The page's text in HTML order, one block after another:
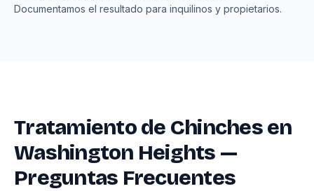
Documentamos el resultado para inquilinos y propietarios.
Tratamiento de Chinches en
Washington Heights —
Preguntas Frecuentes